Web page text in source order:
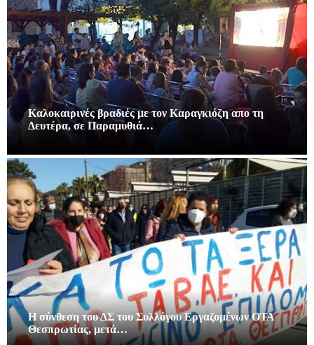
Καλοκαιρινές βραδιές με τον Καραγκιόζη απο τη
Δευτέρα, σε Παραμυθιά…
Η σύνθεση του ΔΣ του Συλλόγου Εργαζομένων ΟΤΑ
Θεσπρωτίας, μετά…